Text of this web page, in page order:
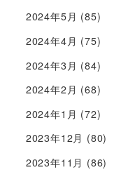
2024年5月 (85)
2024年4月 (75)
2024年3月 (84)
2024年2月 (68)
2024年1月 (72)
2023年12月 (80)
2023年11月 (86)